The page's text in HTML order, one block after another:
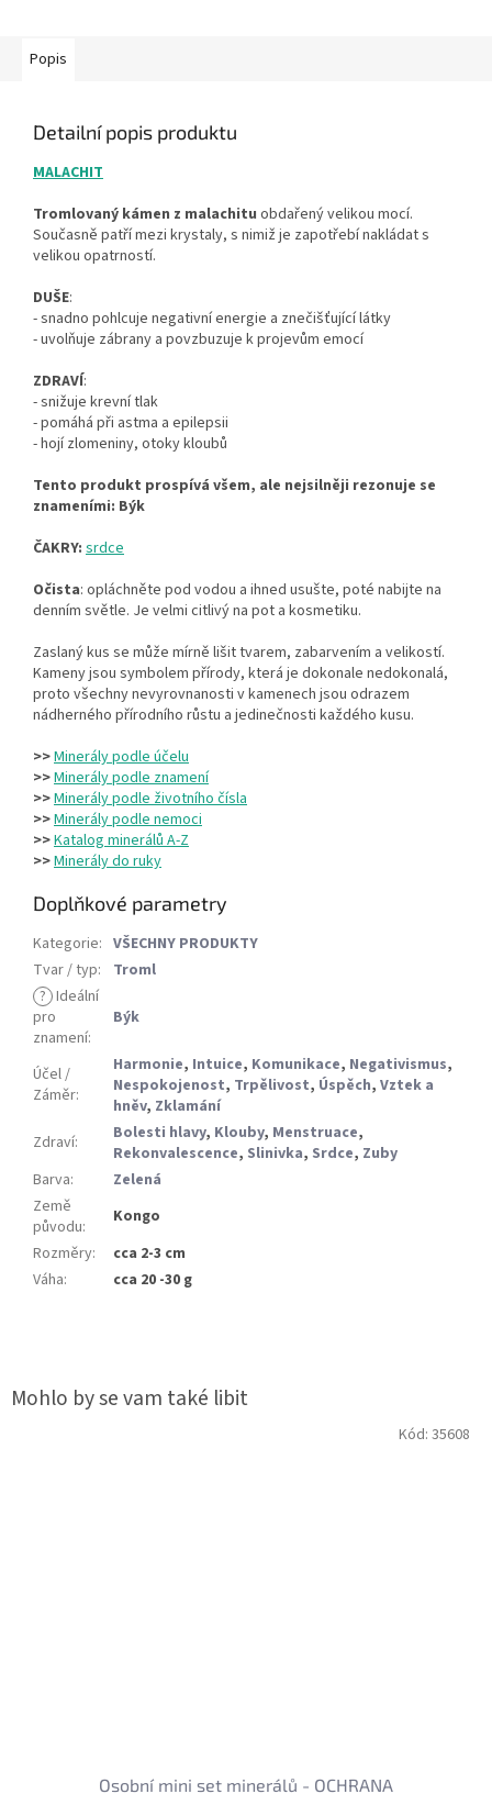
Popis
Detailní popis produktu
MALACHIT
Tromlovaný kámen z malachitu obdařený velikou mocí.
Současně patří mezi krystaly, s nimiž je zapotřebí nakládat s
velikou opatrností.
DUŠE:
- snadno pohlcuje negativní energie a znečišťující látky
- uvolňuje zábrany a povzbuzuje k projevům emocí
ZDRAVÍ:
- snižuje krevní tlak
- pomáhá při astma a epilepsii
- hojí zlomeniny, otoky kloubů
Tento produkt prospívá všem, ale nejsilněji rezonuje se
znameními: Býk
ČAKRY: srdce
Očista: opláchněte pod vodou a ihned usušte, poté nabijte na
denním světle. Je velmi citlivý na pot a kosmetiku.
Zaslaný kus se může mírně lišit tvarem, zabarvením a velikostí.
Kameny jsou symbolem přírody, která je dokonale nedokonalá,
proto všechny nevyrovnanosti v kamenech jsou odrazem
nádherného přírodního růstu a jedinečnosti každého kusu.
>>Minerály podle účelu
>>Minerály podle znamení
>>Minerály podle životního čísla
>>Minerály podle nemoci
>>Katalog minerálů A-Z
>>Minerály do ruky
Doplňkové parametry
Kategorie: VŠECHNY PRODUKTY
Tvar / typ:
Troml
? Ideální
pro
znamení:
Býk
Účel /
Záměr:
Harmonie, Intuice, Komunikace, Negativismus,
Nespokojenost, Trpělivost, Úspěch, Vztek a
hněv, Zklamání
Zdraví: Bolesti hlavy, Klouby, Menstruace,
Rekonvalescence, Slinivka, Srdce, Zuby
Barva:
Zelená
Země
původu:
Kongo
Rozměry:
cca 2-3 cm
Váha: cca 20 -30 g
Osobní mini set minerálů - OCHRANA
Kód: 35608